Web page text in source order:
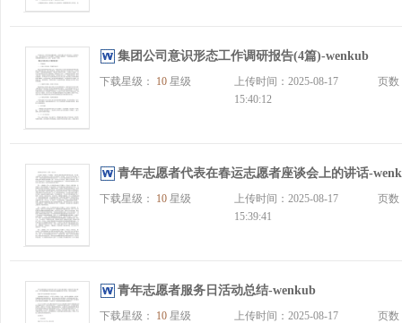
集团公司意识形态工作调研报告(4篇)-wenkub
下载星级： 10 星级
上传时间：2025-08-17
15:40:12
页
青年志愿者代表在春运志愿者座谈会上的讲话-
下载星级： 10 星级
上传时间：2025-08-17
15:39:41
页
青年志愿者服务日活动总结-wenkub
下载星级： 10 星级
上传时间：2025-08-17
页